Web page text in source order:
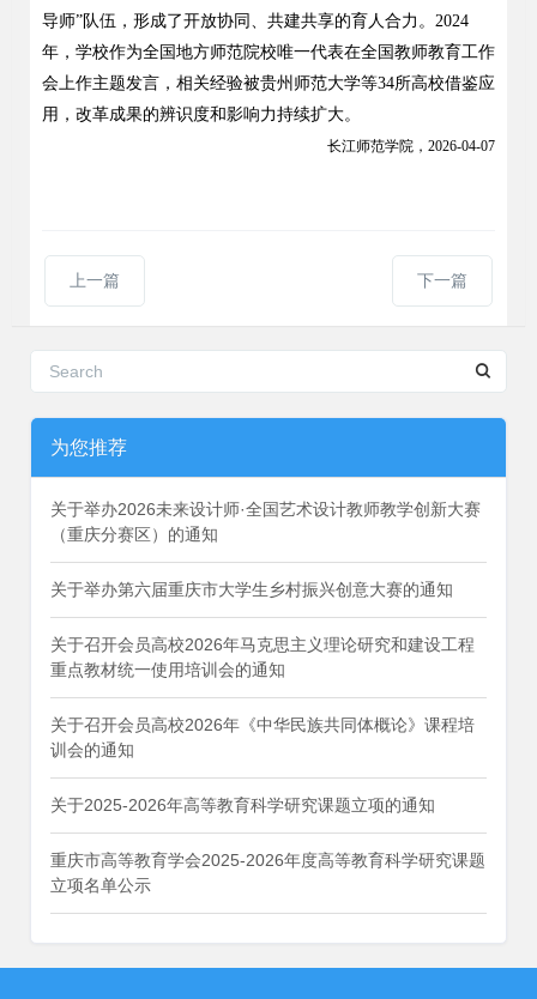
导师”队伍，形成了开放协同、共建共享的育人合力。 2024
年，学校作为全国地方师范院校唯一代表在全国教师教育工作
会上作主题发言，相关经验被贵州师范大学等34所高校借鉴应
用，改革成果的辨识度和影响力持续扩大。
长江师范学院， 2026-04-07
上一篇 下一篇
为您推荐
关于举办2026未来设计师·全国艺术设计教师教学创新大赛
（重庆分赛区）的通知
关于举办第六届重庆市大学生乡村振兴创意大赛的通知
关于召开会员高校2026年马克思主义理论研究和建设工程
重点教材统一使用培训会的通知
关于召开会员高校2026年《中华民族共同体概论》课程培
训会的通知
关于2025-2026年高等教育科学研究课题立项的通知
重庆市高等教育学会2025-2026年度高等教育科学研究课题
立项名单公示